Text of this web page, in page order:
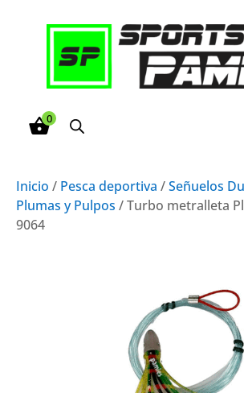
0
Inicio / Pesca deportiva /Señuelos
Plumas y Pulpos / Turbo metralleta
9064